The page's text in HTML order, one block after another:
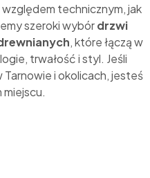
technicznym, jak
szeroki wybórdrzwi
, które łączą w
trwałość i styl. Jeśli
i okolicach, jesteś
miejscu.